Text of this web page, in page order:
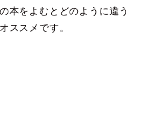
本をよむとどのように違う
ススメです。